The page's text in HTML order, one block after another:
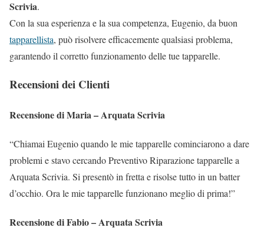
Scrivia.
Con la sua esperienza e la sua competenza, Eugenio, da buon
tapparellista, può risolvere efficacemente qualsiasi problema,
garantendo il corretto funzionamento delle tue tapparelle.
Recensioni dei Clienti
Recensione di Maria – Arquata Scrivia
“Chiamai Eugenio quando le mie tapparelle cominciarono a dare
problemi e stavo cercando Preventivo Riparazione tapparelle a
Arquata Scrivia. Si presentò in fretta e risolse tutto in un batter
d’occhio. Ora le mie tapparelle funzionano meglio di prima!”
Recensione di Fabio – Arquata Scrivia